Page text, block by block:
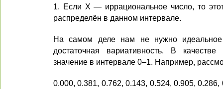
1. Если X — иррациональное число, то
распределён в данном интервале.
На самом деле нам не нужно идеальное
достаточная вариативность. В
значение в интервале 0–1. Например,
0.000, 0.381, 0.762, 0.143, 0.524, 0.905,